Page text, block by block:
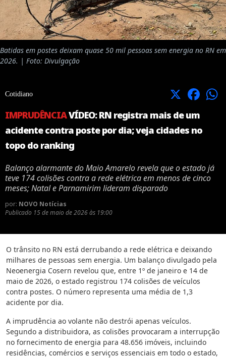
Batidas em postes deixam quase 50 mil pessoas sem energia no RN em
2026. | Foto: Divulgação
Cotidiano X Facebook
IMPRUDÊNCIAVÍDEO: RN registra mais de um
acidente contra poste por dia; veja cidades no
topo do ranking
Balanço alarmante do Maio Amarelo revela que o estado já
teve 174 colisões contra a rede elétrica em menos de cinco
meses; Natal e Parnamirim lideram disparado
por: NOVO Notícias
Publicado 15 de maio de 2026 às 19:00
O trânsito no RN está derrubando a rede elétrica e deixando
milhares de pessoas sem energia. Um balanço divulgado pela
Neoenergia Cosern revelou que, entre 1º de janeiro e 14 de
maio de 2026, o estado registrou 174 colisões de veículos
contra postes. O número representa uma média de 1,3
acidente por dia.
A imprudência ao volante não destrói apenas veículos.
Segundo a distribuidora, as colisões provocaram a interrupção
no fornecimento de energia para 48.656 imóveis, incluindo
residências, comércios e serviços essenciais em todo o estado,